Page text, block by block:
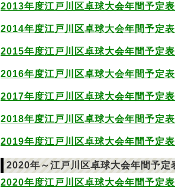
2013年度江戸川区卓球大会年間予定表
2014年度江戸川区卓球大会年間予定表
2015年度江戸川区卓球大会年間予定表
2016年度江戸川区卓球大会年間予定表
2017年度江戸川区卓球大会年間予定表
2018年度江戸川区卓球大会年間予定表
2019年度江戸川区卓球大会年間予定表
2020年～江戸川区卓球大会年間予定
2020年度江戸川区卓球大会年間予定表